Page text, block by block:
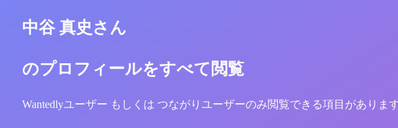
中谷 真史さん
のプロフィールをすべて閲覧
Wantedlyユーザー もしくは つながりユーザーのみ閲覧できる項目がありま